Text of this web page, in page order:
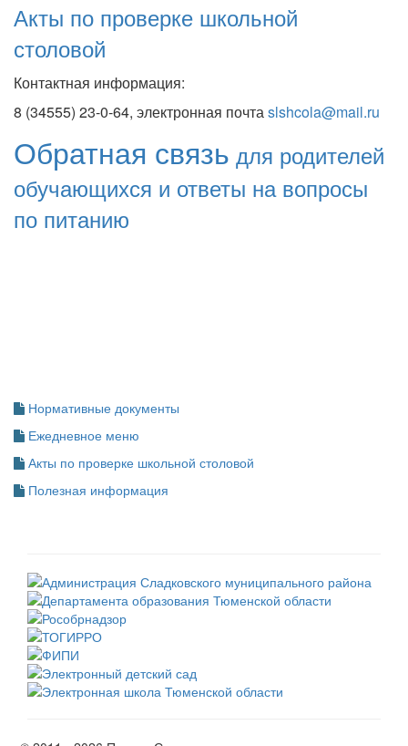
Акты по проверке школьной
столовой
Контактная информация:
8 (34555) 23-0-64, электронная почтаslshcola@mail.ru
Обратная связь для родителей
обучающихся и ответы на вопросы
по питанию
Нормативные документы
Ежедневное меню
Акты по проверке школьной столовой
Полезная информация